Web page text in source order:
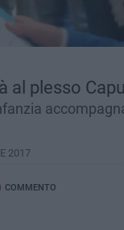
al plesso
2017
COMMENTO